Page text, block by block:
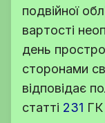
подвійної
вартості
день
сторонами
відповідає
статті 231 ГК